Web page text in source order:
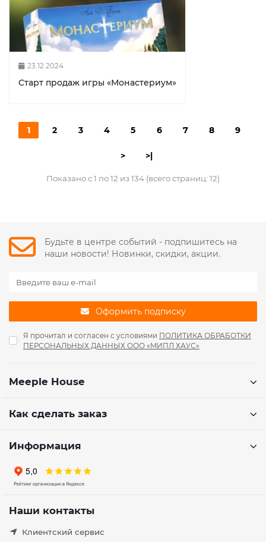
23.12.2024
Старт продаж игры «Монастериум»
1 2 3 4 5 6 7 8 9
> >|
Показано с 1 по 12 из 134 (всего страниц: 12)
Будьте в центре событий - подпишитесь на
наши новости! Новинки, скидки, акции.
Оформить подписку
Я прочитал и согласен с условиями ПОЛИТИКА ОБРАБОТКИ
ПЕРСОНАЛЬНЫХ ДАННЫХ ООО «МИПЛ ХАУС»
Meeple House
Как сделать заказ
Информация
Наши контакты
Клиентский сервис